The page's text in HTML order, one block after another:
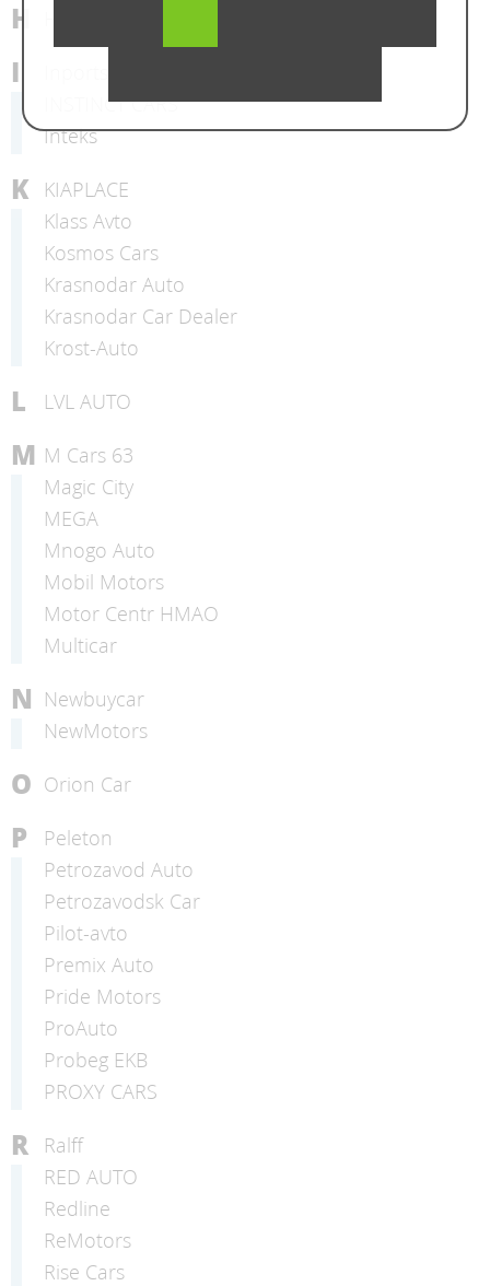
H
I
INSTINCT CARS
Inteks
K
KIAPLACE
Klass Avto
Kosmos Cars
Krasnodar Auto
Krasnodar Car Dealer
Krost-Auto
L LVL AUTO
M M Cars 63
Magic City
MEGA
Mnogo Auto
Mobil Motors
Motor Centr HMAO
Multicar
N Newbuycar
NewMotors
O Orion Car
P
Peleton
Petrozavod Auto
Petrozavodsk Car
Pilot-avto
Premix Auto
Pride Motors
ProAuto
Probeg EKB
PROXY CARS
R
Ralff
RED AUTO
Redline
ReMotors
Rise Cars